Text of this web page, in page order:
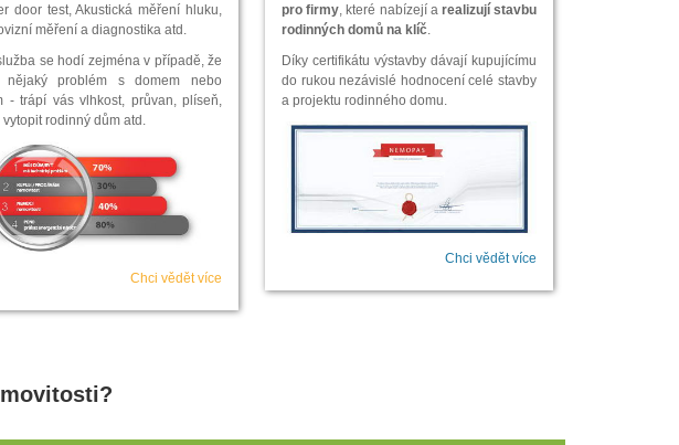
door test, Akustická měření hluku,
měření a diagnostika atd.
se hodí zejména v případě, že
nějaký problém s domem nebo
- trápí vás vlhkost, průvan, plíseň,
rodinný dům atd.
Chci vědět více
pro firmy, které nabízejí a realizují stavbu
rodinných domů na klíč.
Díky certifikátu výstavby dávají kupujícímu
do rukou nezávislé hodnocení celé stavby
a projektu rodinného domu.
Chci vědět více